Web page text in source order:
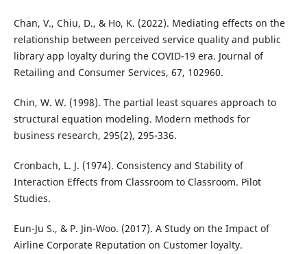
Chan, V., Chiu, D., & Ho, K. (2022). Mediating effects on the
relationship between perceived service quality and public
library app loyalty during the COVID-19 era. Journal of
Retailing and Consumer Services, 67, 102960.
Chin, W. W. (1998). The partial least squares approach to
structural equation modeling. Modern methods for
business research, 295(2), 295-336.
Cronbach, L. J. (1974). Consistency and Stability of
Interaction Effects from Classroom to Classroom. Pilot
Studies.
Eun-Ju S., & P. Jin-Woo. (2017). A Study on the Impact of
Airline Corporate Reputation on Customer loyalty.